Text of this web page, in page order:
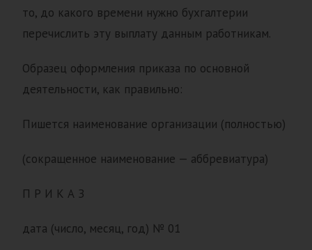
то, до какого времени нужно бухгалтерии
перечислить эту выплату данным работникам.
Образец оформления приказа по основной
деятельности, как правильно:
Пишется наименование организации (полностью)
(сокращенное наименование — аббревиатура)
П Р И К А З
дата (число, месяц, год) № 01